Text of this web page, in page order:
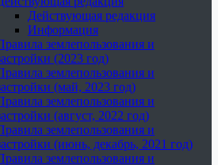
Действующая редакция
Информация
землепользования и
(2023 год)
землепользования и
(май, 2023 год)
землепользования и
(август, 2022 год)
землепользования и
(июнь, декабрь, 2021 год)
землепользования и